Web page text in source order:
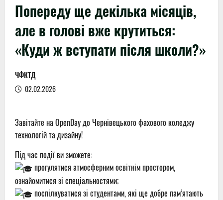
Попереду ще декілька місяців,
але в голові вже крутиться:
«Куди ж вступати після школи?»
ЧФКТД
02.02.2026
Завітайте на OpenDay до Чернівецького фахового коледжу
технологій та дизайну!
Під час події ви зможете:
прогулятися атмосферним освітнім простором,
ознайомитися зі спеціальностями;
поспілкуватися зі студентами, які ще добре пам’ятають